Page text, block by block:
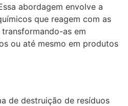
abordagem envolve a
que reagem com as
as em
ou até mesmo em produtos
de destruição de resíduos